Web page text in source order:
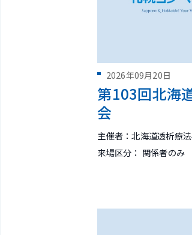
2026年09月20日
第103回北海
会
主催者：北海道透析療
来場区分： 関係者のみ